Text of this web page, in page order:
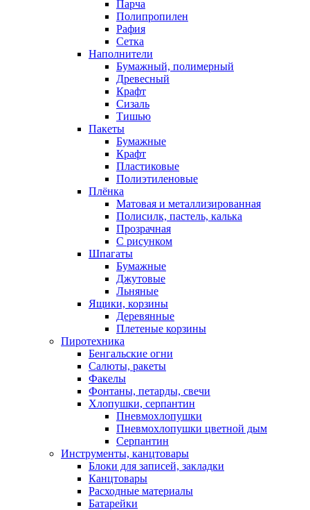
Парча
Полипропилен
Рафия
Сетка
Наполнители
Бумажный, полимерный
Древесный
Крафт
Сизаль
Тишью
Пакеты
Бумажные
Крафт
Пластиковые
Полиэтиленовые
Плёнка
Матовая и металлизированная
Полисилк, пастель, калька
Прозрачная
С рисунком
Шпагаты
Бумажные
Джутовые
Льняные
Ящики, корзины
Деревянные
Плетеные корзины
Пиротехника
Бенгальские огни
Салюты, ракеты
Факелы
Фонтаны, петарды, свечи
Хлопушки, серпантин
Пневмохлопушки
Пневмохлопушки цветной дым
Серпантин
Инструменты, канцтовары
Блоки для записей, закладки
Канцтовары
Расходные материалы
Батарейки